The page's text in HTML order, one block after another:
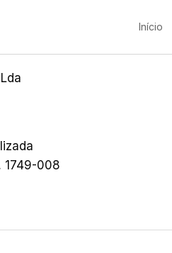
Início
1749-008